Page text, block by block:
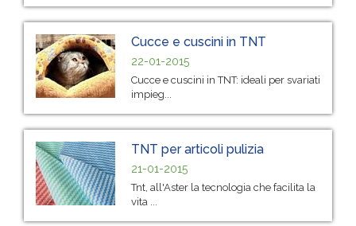
Cucce e cuscini in TNT
22-01-2015
Cucce e cuscini in TNT: ideali per svariati
impieg...
TNT per articoli pulizia
21-01-2015
Tnt, all'Aster la tecnologia che facilita la
vita ...